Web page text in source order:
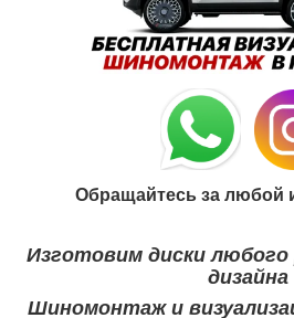
Обращайтесь за любой
Изготовим диски любого
дизайна
Шиномонтаж и